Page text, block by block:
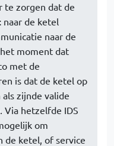
te zorgen dat de
naar de ketel
naar de
moment dat
met de
is dat de ketel op
zijnde valide
Via hetzelfde IDS
om
de ketel, of service